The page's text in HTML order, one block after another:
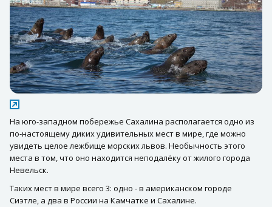
На юго-западном побережье Сахалина располагается одно из
по-настоящему диких удивительных мест в мире, где можно
увидеть целое лежбище морских львов. Необычность этого
места в том, что оно находится неподалёку от жилого города
Невельск.
Таких мест в мире всего 3: одно - в американском городе
Сиэтле, а два в России на Камчатке и Сахалине.